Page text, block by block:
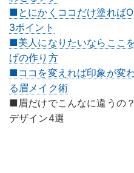
■とにかくココだけ塗れば
3ポイント
■美人になりたいならここ
げの作り方
■ココを変えれば印象が変
る眉メイク術
■眉だけでこんなに違うの
デザイン4選